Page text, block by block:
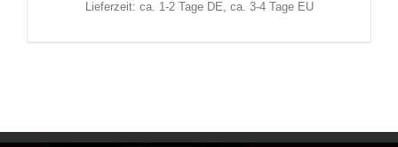
Lieferzeit: ca. 1-2 Tage DE, ca. 3-4 Tage EU